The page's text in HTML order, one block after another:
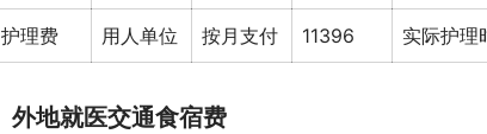
护理费 用人单位 按月支付 11396 实际护理
外地就医交通食宿费